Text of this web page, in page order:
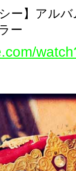
ー】アル
ー